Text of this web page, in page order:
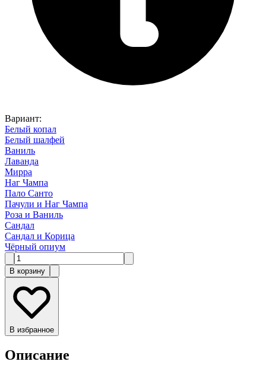
Вариант:
Белый копал
Белый шалфей
Ваниль
Лаванда
Мирра
Наг Чампа
Пало Санто
Пачули и Наг Чампа
Роза и Ваниль
Сандал
Сандал и Корица
Чёрный опиум
В корзину
В избранное
Описание